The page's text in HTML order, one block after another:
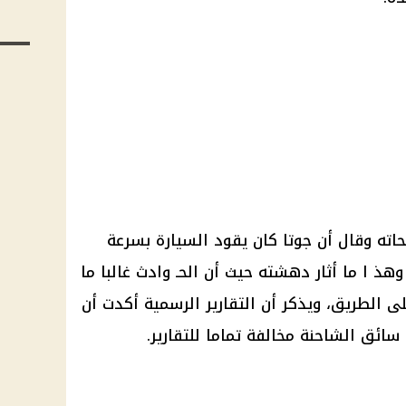
وقال أن جوتا كان يقود السيارة بسرعة
ا ما أثار دهشته حيث أن الحـ وادث غالبا ما
ويذكر أن التقارير الرسمية أكدت أن
الشاحنة مخالفة تماما للتقارير.